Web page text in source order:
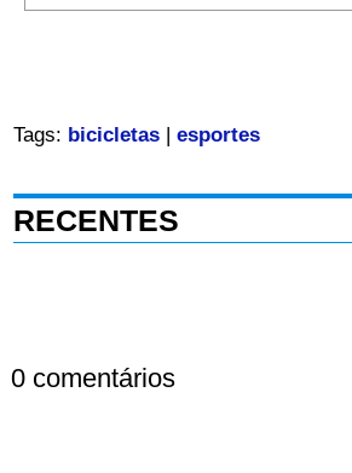
Tags: bicicletas| esportes
RECENTES
0 comentários